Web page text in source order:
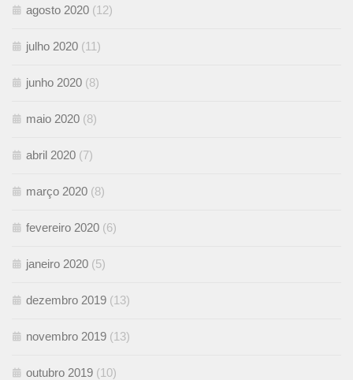
agosto 2020 (12)
julho 2020 (11)
junho 2020 (8)
maio 2020 (8)
abril 2020 (7)
março 2020 (8)
fevereiro 2020 (6)
janeiro 2020 (5)
dezembro 2019 (13)
novembro 2019 (13)
outubro 2019 (10)